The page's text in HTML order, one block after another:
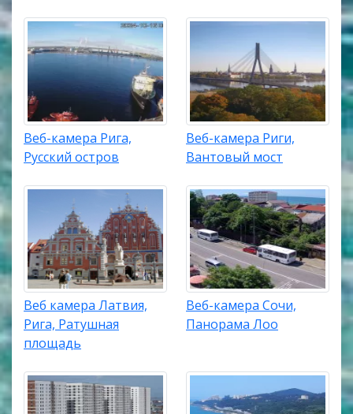
Веб-камера Рига,
Русский остров
Веб-камера Риги,
Вантовый мост
Веб камера Латвия,
Рига, Ратушная
площадь
Веб-камера Сочи,
Панорама Лоо